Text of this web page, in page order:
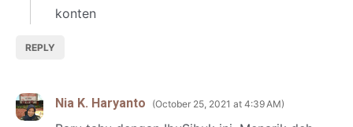
konten
REPLY
Nia K. Haryanto October 25, 2021 at 4:39 AM